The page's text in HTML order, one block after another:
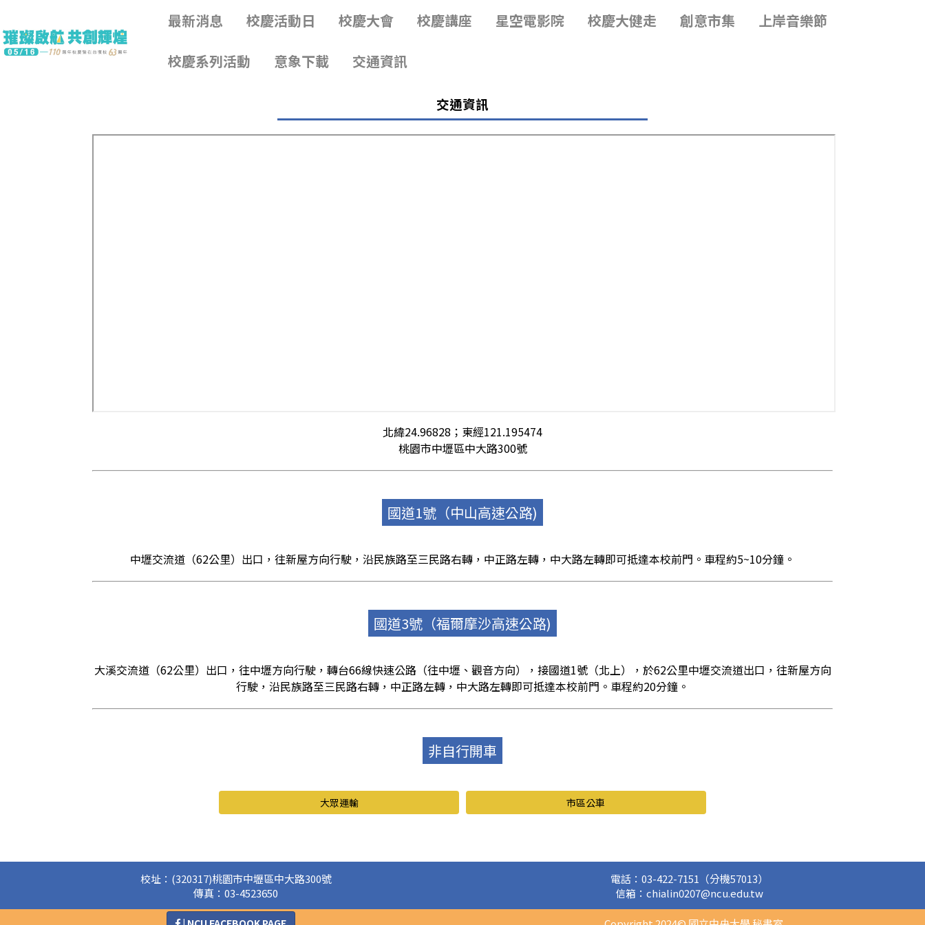
最新消息 校慶活動日 校慶大會 校慶講座 星空電影院 校慶大健走 創意市集 上岸音樂節
校慶系列活動 意象下載 交通資訊
最新消息 校慶活動日 校慶大會 校慶講座 星空電影院 校慶大健走 創意市集 上岸音樂節
校慶系列活動 意象下載 交通資訊
交通資訊
北緯24.96828；東經121.195474
桃園市中壢區中大路300號
國道1號（中山高速公路)
中壢交流道（62公里）出口，往新屋方向行駛，沿民族路至三民路右轉，中正路左轉，中大路左轉即可抵達本校前門。車程約5~10分鐘。
國道3號（福爾摩沙高速公路)
大溪交流道（62公里）出口，往中壢方向行駛，轉台66線快速公路（往中壢、觀音方向），接國道1號（北上），於62公里中壢交流道出口，往新屋方向
行駛，沿民族路至三民路右轉，中正路左轉，中大路左轉即可抵達本校前門。車程約20分鐘。
非自行開車
大眾運輸 市區公車
校址：(320317)桃園市中壢區中大路300號
傳真：03-4523650
電話：03-422-7151（分機57013）
信箱：chialin0207@ncu.edu.tw